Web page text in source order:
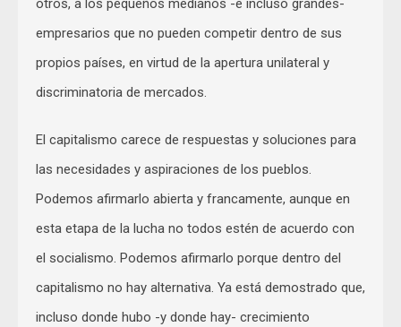
otros, a los pequeños medianos -e incluso grandes-
empresarios que no pueden competir dentro de sus
propios países, en virtud de la apertura unilateral y
discriminatoria de mercados.
El capitalismo carece de respuestas y soluciones para
las necesidades y aspiraciones de los pueblos.
Podemos afirmarlo abierta y francamente, aunque en
esta etapa de la lucha no todos estén de acuerdo con
el socialismo. Podemos afirmarlo porque dentro del
capitalismo no hay alternativa. Ya está demostrado que,
incluso donde hubo -y donde hay- crecimiento